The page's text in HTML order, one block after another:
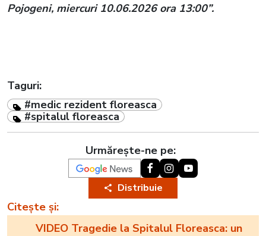
Pojogeni, miercuri 10.06.2026 ora 13:00”.
Taguri:
#medic rezident floreasca
#spitalul floreasca
Urmărește-ne pe:
Distribuie
Citește și:
VIDEO Tragedie la Spitalul Floreasca: un